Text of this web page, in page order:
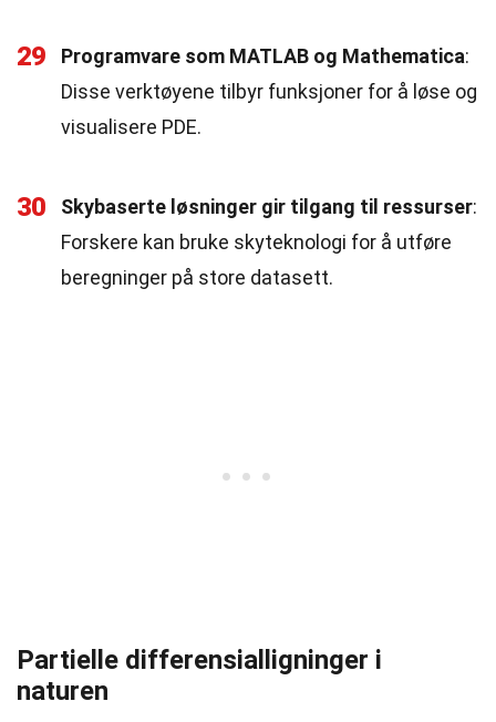
29 Programvare som MATLAB og Mathematica:
Disse verktøyene tilbyr funksjoner for å løse og
visualisere PDE.
30 Skybaserte løsninger gir tilgang til ressurser:
Forskere kan bruke skyteknologi for å utføre
beregninger på store datasett.
Partielle differensialligninger i
naturen